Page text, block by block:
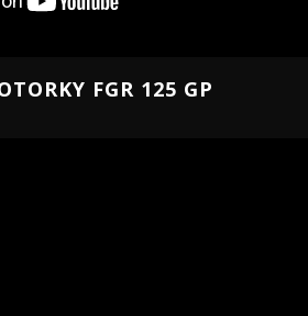
FGR 125 GP